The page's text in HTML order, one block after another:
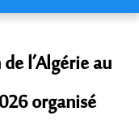
l’Algérie au
organisé